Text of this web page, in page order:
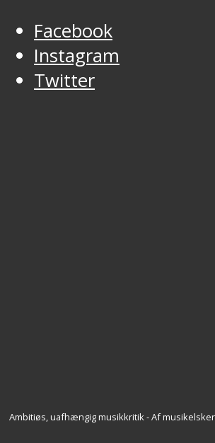
Facebook
Instagram
Twitter
Ambitiøs, uafhængig musikkritik - Af